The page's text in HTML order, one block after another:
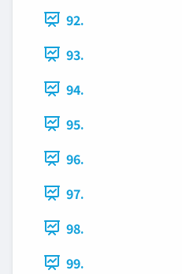
92.
93.
94.
95.
96.
97.
98.
99.